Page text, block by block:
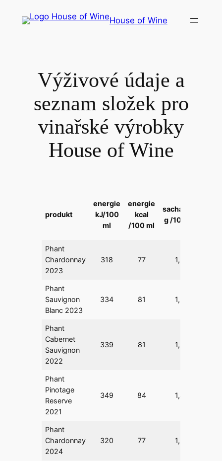
House of Wine
Výživové údaje a
seznam složek pro
vinařské výrobky
House of Wine
produkt
energie
kJ/100
ml
energie
kcal
/100 ml
sacharidy
g /100ml
Phant
Chardonnay
2023
318 77 1,2
Phant
Sauvignon
Blanc 2023
334 81 1,3
Phant
Cabernet
Sauvignon
2022
339 81 1,5
Phant
Pinotage
Reserve
2021
349 84 1,4
Phant
Chardonnay
2024
320 77 1,2